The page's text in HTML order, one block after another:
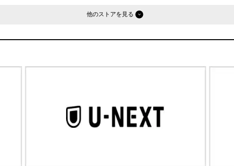
他のストア